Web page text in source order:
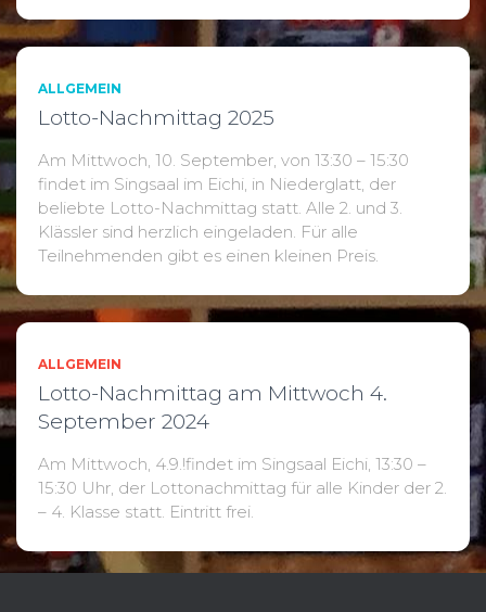
ALLGEMEIN
Lotto-Nachmittag 2025
Am Mittwoch, 10. September, von 13:30 – 15:30
findet im Singsaal im Eichi, in Niederglatt, der
beliebte Lotto-Nachmittag statt. Alle 2. und 3.
Klässler sind herzlich eingeladen. Für alle
Teilnehmenden gibt es einen kleinen Preis.
ALLGEMEIN
Lotto-Nachmittag am Mittwoch 4.
September 2024
Am Mittwoch, 4.9.!findet im Singsaal Eichi, 13:30 –
15:30 Uhr, der Lottonachmittag für alle Kinder der 2.
– 4. Klasse statt. Eintritt frei.